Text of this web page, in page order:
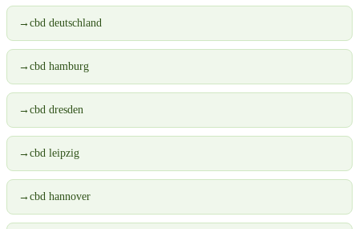
→ cbd deutschland
→ cbd hamburg
→ cbd dresden
→ cbd leipzig
→ cbd hannover